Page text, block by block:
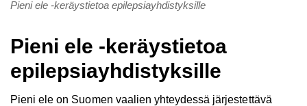
Pieni ele -keräystietoa epilepsiayhdistyksille
Pieni ele -keräystietoa
epilepsiayhdistyksille
Pieni ele on Suomen vaalien yhteydessä järjestettävä